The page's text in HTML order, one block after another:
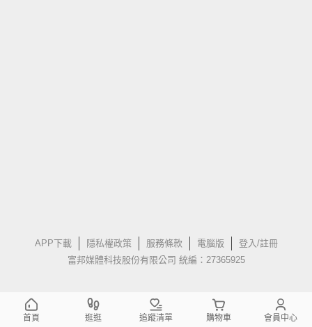
APP下載 隱私權政策 服務條款 電腦版
登入/註冊
富邦媒體科技股份有限公司 統編：27365925
首頁 逛逛 追蹤清單 購物車 會員中心